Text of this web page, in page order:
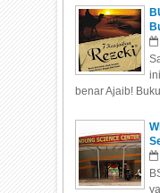
benar Ajaib!